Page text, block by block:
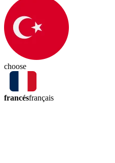
choose
francésfrançais